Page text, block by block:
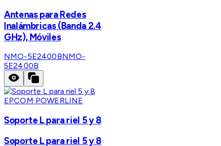
Antenas para Redes
Inalámbricas (Banda 2.4
GHz), Móviles
NMO-5E2400BNMO-
5E2400B
EPCOM POWERLINE
Soporte L para riel 5 y 8
Soporte L para riel 5 y 8